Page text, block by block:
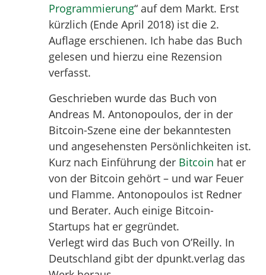
Programmierung“ auf dem Markt. Erst
kürzlich (Ende April 2018) ist die 2.
Auflage erschienen. Ich habe das Buch
gelesen und hierzu eine Rezension
verfasst.
Geschrieben wurde das Buch von
Andreas M. Antonopoulos, der in der
Bitcoin-Szene eine der bekanntesten
und angesehensten Persönlichkeiten ist.
Kurz nach Einführung der Bitcoin hat er
von der Bitcoin gehört – und war Feuer
und Flamme. Antonopoulos ist Redner
und Berater. Auch einige Bitcoin-
Startups hat er gegründet.
Verlegt wird das Buch von O’Reilly. In
Deutschland gibt der dpunkt.verlag das